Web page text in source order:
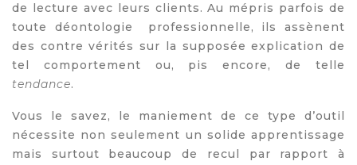
de lecture avec leurs clients. Au mépris parfois de
toute déontologie professionnelle, ils assènent
des contre vérités sur la supposée explication de
tel comportement ou, pis encore, de telle
tendance.
Vous le savez, le maniement de ce type d’outil
nécessite non seulement un solide apprentissage
mais surtout beaucoup de recul par rapport à